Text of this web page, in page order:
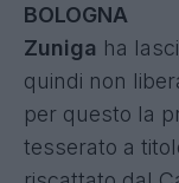
BOLOGNA
Zuniga ha
quindi non
per questo la
tesserato a